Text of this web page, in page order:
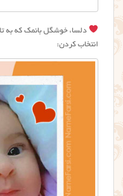
دلسا، خوشگل بانمک که به
انتخاب کردن: